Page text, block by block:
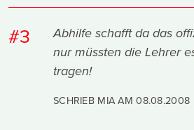
#3
Abhilfe schafft da das
nur müssten die Lehrer
tragen!
SCHRIEB MIA AM08.08.2008